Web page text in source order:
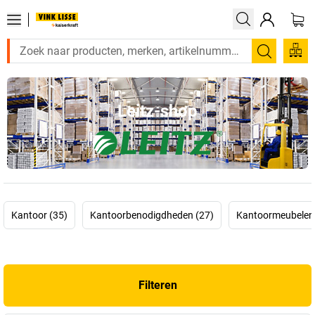
Zoeken
Leitz-shop
Kantoor (35) Kantoorbenodigdheden (27)
Filteren